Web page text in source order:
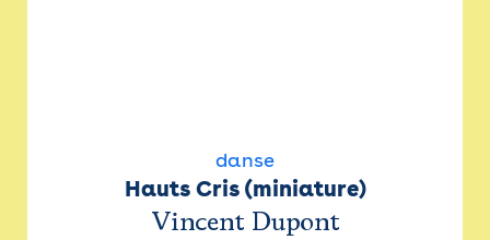
danse
Hauts Cris (miniature)
Vincent Dupont